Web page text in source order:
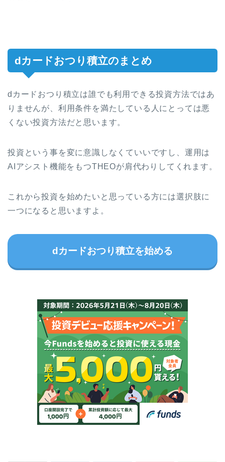
dカードおつり積立のまとめ
dカードおつり積立は誰でも利用できる投資方法ではあ
りませんが、利用条件を満たしている人にとっては悪
くない投資方法だと思います。
投資という事を変に意識しなくていいですし、運用は
AIアシスト機能をもつTHEOが肩代わりしてくれます。
これから投資を始めたいと思っている方には選択肢に
一つになると思いますよ。
dカードおつり積立を始める